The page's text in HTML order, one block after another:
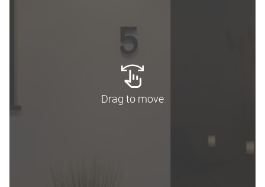
Drag to move